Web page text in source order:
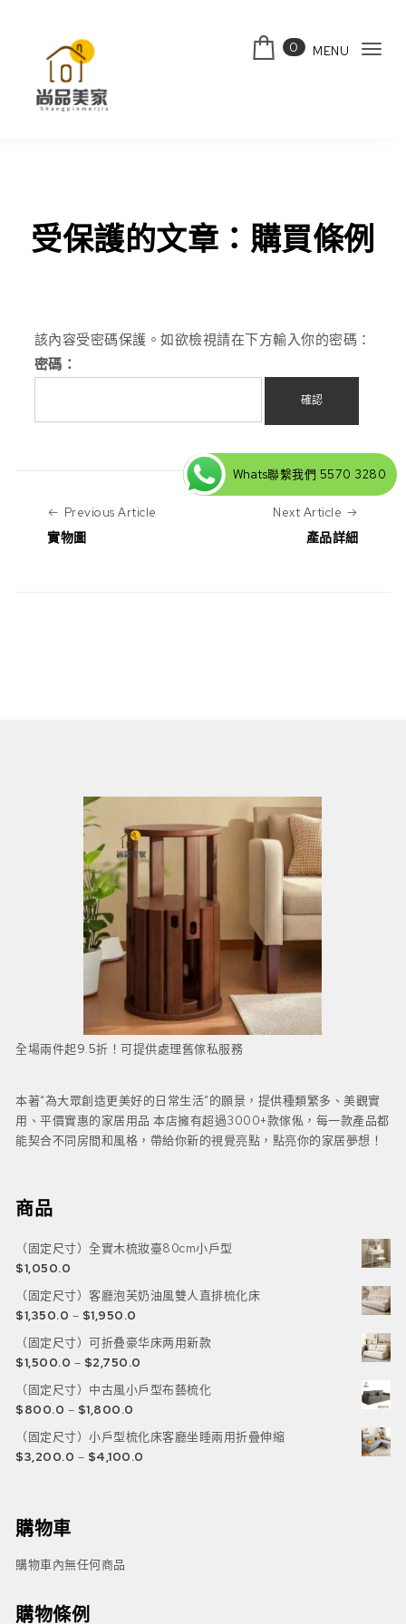
0 MENU
受保護的文章：購買條例
該內容受密碼保護。如欲檢視請在下方輸入你的密碼：
密碼：
Previous Article
實物圖
Next Article
產品詳細
全場兩件起9.5折！可提供處理舊傢私服務
本著“為大眾創造更美好的日常生活”的願景，提供種類繁多、美觀實
用、平價實惠的家居用品 本店擁有超過3000+款傢俬，每一款產品都
能契合不同房間和風格，帶給你新的視覺亮點，點亮你的家居夢想！
商品
（固定尺寸）全實木梳妝臺80cm小戶型
$1,050.0
（固定尺寸）客廳泡芙奶油風雙人直排梳化床
$1,350.0 – $1,950.0
（固定尺寸）可折叠豪华床两用新款
$1,500.0 – $2,750.0
（固定尺寸）中古風小戶型布藝梳化
$800.0 – $1,800.0
（固定尺寸）小戶型梳化床客廳坐睡兩用折疊伸縮
$3,200.0 – $4,100.0
購物車
購物車內無任何商品
購物條例
Whats聯繫我們 5570 3280